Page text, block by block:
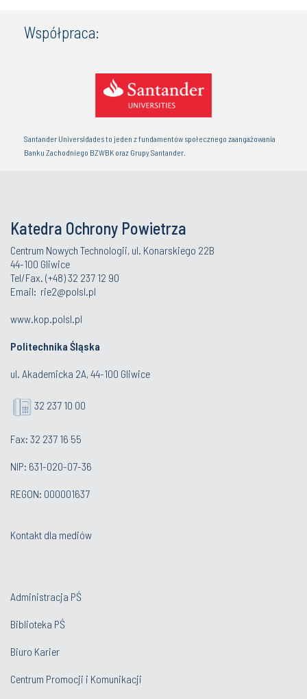
Współpraca:
Santander Universidades to jeden z fundamentów społecznego zaangażowania
Banku Zachodniego BZWBK oraz Grupy Santander.
Katedra Ochrony Powietrza
Centrum Nowych Technologii, ul. Konarskiego 22B
44-100 Gliwice
Tel/Fax. (+48) 32 237 12 90
Email: rie2@polsl.pl
www.kop.polsl.pl
Politechnika Śląska
ul. Akademicka 2A, 44-100 Gliwice
32 237 10 00
Fax: 32 237 16 55
NIP: 631-020-07-36
REGON: 000001637
Kontakt dla mediów
Administracja PŚ
Biblioteka PŚ
Biuro Karier
Centrum Promocji i Komunikacji